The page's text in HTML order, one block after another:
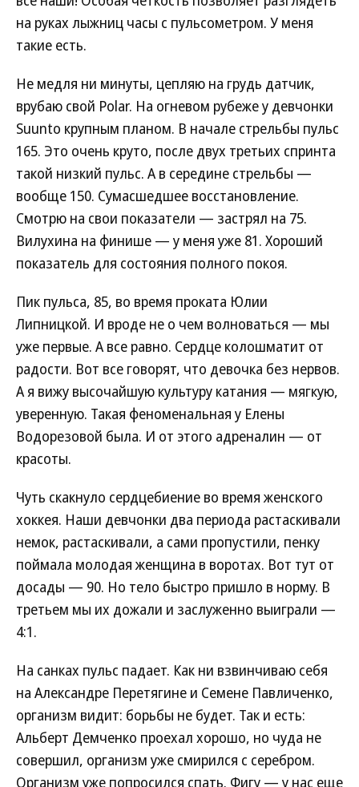
на руках лыжниц часы с пульсометром. У меня
такие есть.
Не медля ни минуты, цепляю на грудь датчик,
врубаю свой Polar. На огневом рубеже у девчонки
Suunto крупным планом. В начале стрельбы пульс
165. Это очень круто, после двух третьих спринта
такой низкий пульс. А в середине стрельбы —
вообще 150. Сумасшедшее восстановление.
Смотрю на свои показатели — застрял на 75.
Вилухина на финише — у меня уже 81. Хороший
показатель для состояния полного покоя.
Пик пульса, 85, во время проката Юлии
Липницкой. И вроде не о чем волноваться — мы
уже первые. А все равно. Сердце колошматит от
радости. Вот все говорят, что девочка без нервов.
А я вижу высочайшую культуру катания — мягкую,
уверенную. Такая феноменальная у Елены
Водорезовой была. И от этого адреналин — от
красоты.
Чуть скакнуло сердцебиение во время женского
хоккея. Наши девчонки два периода растаскивали
немок, растаскивали, а сами пропустили, пенку
поймала молодая женщина в воротах. Вот тут от
досады — 90. Но тело быстро пришло в норму. В
третьем мы их дожали и заслуженно выиграли —
4:1.
На санках пульс падает. Как ни взвинчиваю себя
на Александре Перетягине и Семене Павличенко,
организм видит: борьбы не будет. Так и есть:
Альберт Демченко проехал хорошо, но чуда не
совершил, организм уже смирился с серебром.
Организм уже попросился спать. Фигу — у нас еще